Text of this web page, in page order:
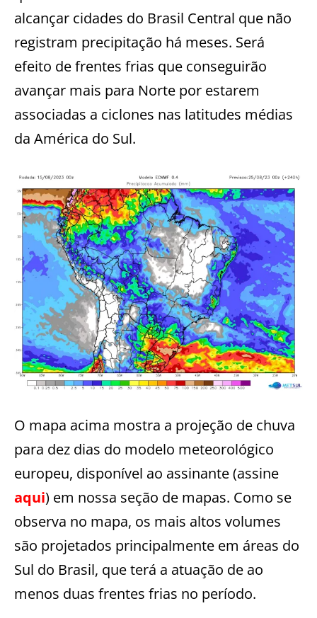
alcançar cidades do Brasil Central que não
registram precipitação há meses. Será
efeito de frentes frias que conseguirão
avançar mais para Norte por estarem
associadas a ciclones nas latitudes médias
da América do Sul.
O mapa acima mostra a projeção de chuva
para dez dias do modelo meteorológico
europeu, disponível ao assinante (assine
aqui) em nossa seção de mapas. Como se
observa no mapa, os mais altos volumes
são projetados principalmente em áreas do
Sul do Brasil, que terá a atuação de ao
menos duas frentes frias no período.